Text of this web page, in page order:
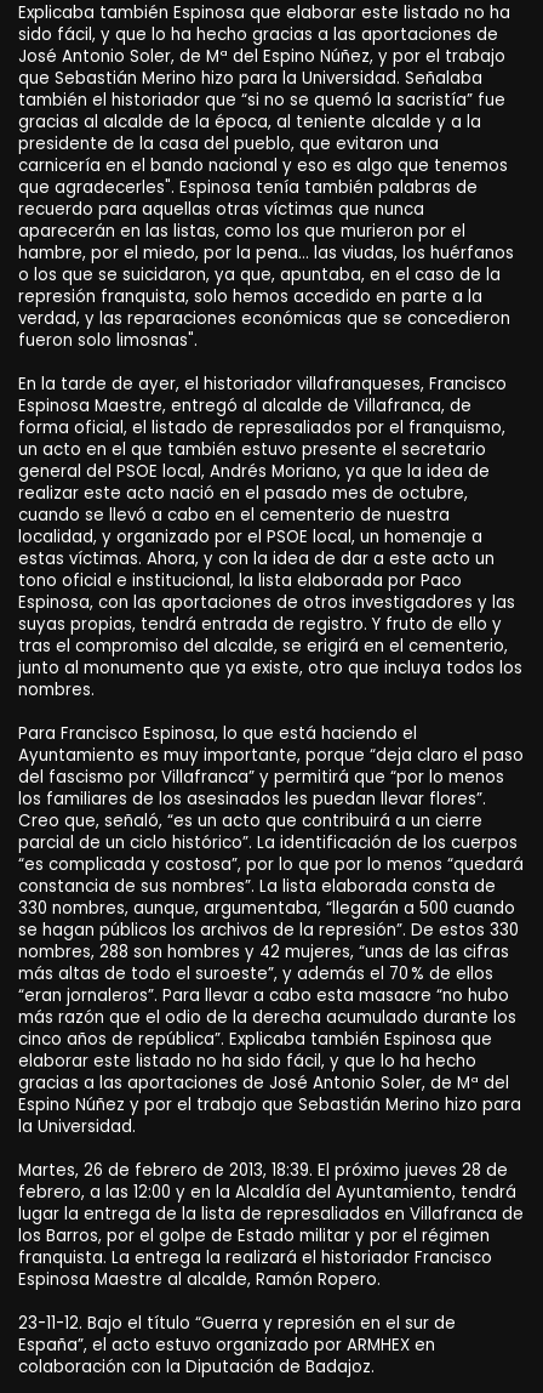
Explicaba también Espinosa que elaborar este listado no ha
sido fácil, y que lo ha hecho gracias a las aportaciones de
José Antonio Soler, de Mª del Espino Núñez, y por el trabajo
que Sebastián Merino hizo para la Universidad. Señalaba
también el historiador que “si no se quemó la sacristía” fue
gracias al alcalde de la época, al teniente alcalde y a la
presidente de la casa del pueblo, que evitaron una
carnicería en el bando nacional y eso es algo que tenemos
que agradecerles". Espinosa tenía también palabras de
recuerdo para aquellas otras víctimas que nunca
aparecerán en las listas, como los que murieron por el
hambre, por el miedo, por la pena… las viudas, los huérfanos
o los que se suicidaron, ya que, apuntaba, en el caso de la
represión franquista, solo hemos accedido en parte a la
verdad, y las reparaciones económicas que se concedieron
fueron solo limosnas".
En la tarde de ayer, el historiador villafranqueses, Francisco
Espinosa Maestre, entregó al alcalde de Villafranca, de
forma oficial, el listado de represaliados por el franquismo,
un acto en el que también estuvo presente el secretario
general del PSOE local, Andrés Moriano, ya que la idea de
realizar este acto nació en el pasado mes de octubre,
cuando se llevó a cabo en el cementerio de nuestra
localidad, y organizado por el PSOE local, un homenaje a
estas víctimas. Ahora, y con la idea de dar a este acto un
tono oficial e institucional, la lista elaborada por Paco
Espinosa, con las aportaciones de otros investigadores y las
suyas propias, tendrá entrada de registro. Y fruto de ello y
tras el compromiso del alcalde, se erigirá en el cementerio,
junto al monumento que ya existe, otro que incluya todos los
nombres.
Para Francisco Espinosa, lo que está haciendo el
Ayuntamiento es muy importante, porque “deja claro el paso
del fascismo por Villafranca” y permitirá que “por lo menos
los familiares de los asesinados les puedan llevar flores”.
Creo que, señaló, “es un acto que contribuirá a un cierre
parcial de un ciclo histórico”. La identificación de los cuerpos
“es complicada y costosa”, por lo que por lo menos “quedará
constancia de sus nombres”. La lista elaborada consta de
330 nombres, aunque, argumentaba, “llegarán a 500 cuando
se hagan públicos los archivos de la represión”. De estos 330
nombres, 288 son hombres y 42 mujeres, “unas de las cifras
más altas de todo el suroeste”, y además el 70 % de ellos
“eran jornaleros”. Para llevar a cabo esta masacre “no hubo
más razón que el odio de la derecha acumulado durante los
cinco años de república”. Explicaba también Espinosa que
elaborar este listado no ha sido fácil, y que lo ha hecho
gracias a las aportaciones de José Antonio Soler, de Mª del
Espino Núñez y por el trabajo que Sebastián Merino hizo para
la Universidad.
Martes, 26 de febrero de 2013, 18:39. El próximo jueves 28 de
febrero, a las 12:00 y en la Alcaldía del Ayuntamiento, tendrá
lugar la entrega de la lista de represaliados en Villafranca de
los Barros, por el golpe de Estado militar y por el régimen
franquista. La entrega la realizará el historiador Francisco
Espinosa Maestre al alcalde, Ramón Ropero.
23-11-12. Bajo el título “Guerra y represión en el sur de
España”, el acto estuvo organizado por ARMHEX en
colaboración con la Diputación de Badajoz.